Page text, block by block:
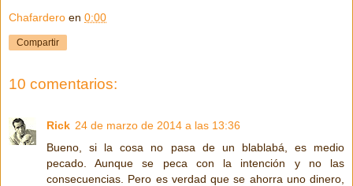
Chafardero en 0:00
Compartir
10 comentarios:
Rick 24 de marzo de 2014 a las 13:36
Bueno, si la cosa no pasa de un blablabá, es medio
pecado. Aunque se peca con la intención y no las
consecuencias. Pero es verdad que se ahorra uno dinero,